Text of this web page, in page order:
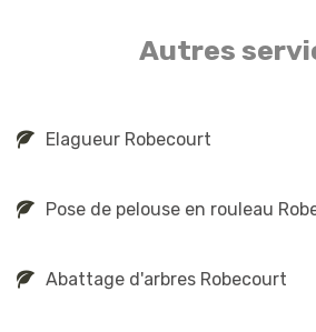
Autres
Elagueur Robecourt
Pose de pelouse en rouleau
Abattage d'arbres Robecourt